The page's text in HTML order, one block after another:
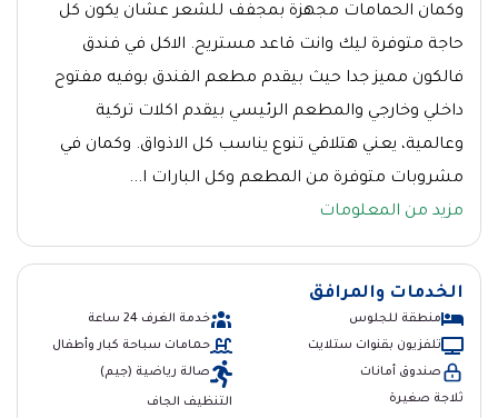
وكمان الحمامات مجهزة بمجفف للشعر عشان يكون كل
حاجة متوفرة ليك وانت قاعد مستريح. الاكل في فندق
فالكون مميز جدا حيث بيقدم مطعم الفندق بوفيه مفتوح
داخلي وخارجي والمطعم الرئيسي بيقدم اكلات تركية
وعالمية، يعني هتلاقي تنوع يناسب كل الاذواق. وكمان في
مشروبات متوفرة من المطعم وكل البارات ا...
مزيد من المعلومات
الخدمات والمرافق
منطقة للجلوس
تلفزيون بقنوات ستلايت
صندوق أمانات
ثلاجة صغيرة
خدمة الغرف 24 ساعة
حمامات سباحة كبار وأطفال
صالة رياضية (جيم)
التنظيف الجاف